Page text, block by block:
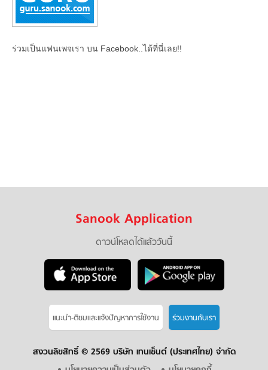
ร่วมเป็นแฟนเพจเรา บน Facebook..ได้ที่นี่เลย!!
Sanook Application
ดาวน์โหลดได้แล้ววันนี้
แนะนำ-ติชมเเละแจ้งปัญหาการใช้งาน ร่วมงานกับเรา
สงวนลิขสิทธิ์ © 2569 บริษัท เทนเซ็นต์ (ประเทศไทย) จำกัด